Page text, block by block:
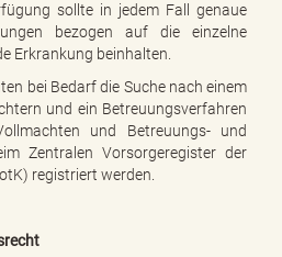
sollte in jedem Fall genaue
bezogen auf die einzelne
Erkrankung beinhalten.
bei Bedarf die Suche nach einem
und ein Betreuungsverfahren
und Betreuungs- und
Zentralen Vorsorgeregister der
registriert werden.